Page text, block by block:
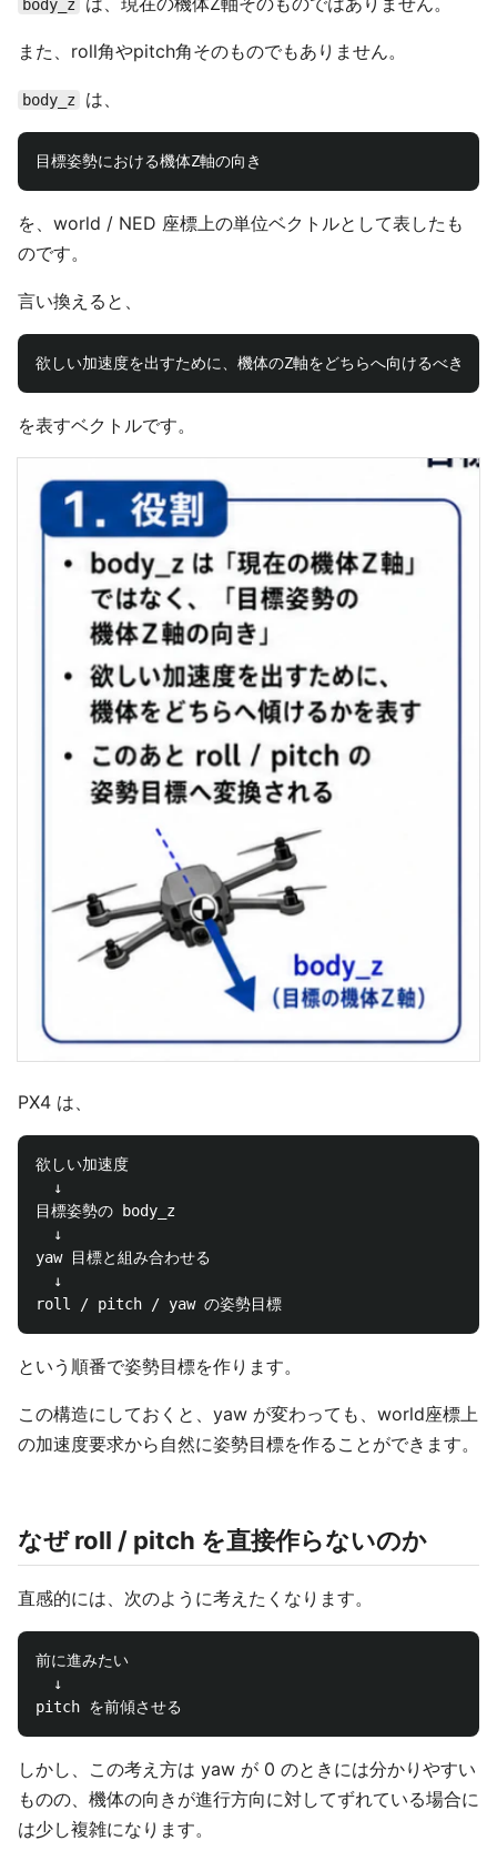
body_z
また、roll角やpitch角そのものでもありません。
body_z は、
を、world / NED 座標上の単位ベクトルとして表したも
のです。
言い換えると、
を表すベクトルです。
PX4 は、
欲しい加速度
  ↓
目標姿勢の body_z
  ↓
yaw 目標と組み合わせる
  ↓
という順番で姿勢目標を作ります。
この構造にしておくと、yaw が変わっても、world座標上
の加速度要求から自然に姿勢目標を作ることができます。
なぜ roll / pitch を直接作らないのか
直感的には、次のように考えたくなります。
前に進みたい
  ↓
しかし、この考え方は yaw が 0 のときには分かりやすい
ものの、機体の向きが進行方向に対してずれている場合に
は少し複雑になります。